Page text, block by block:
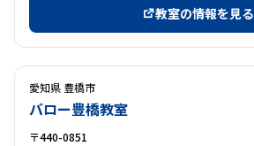
教室の情報を見る
愛知県 豊橋市
バロー豊橋教室
〒440-0851